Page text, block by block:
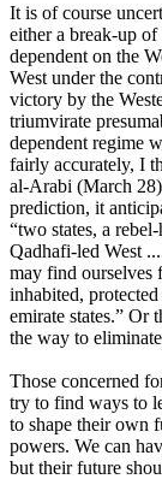
It is of course
either a break-up
dependent on the
West under the
victory by the
triumvirate
dependent regime
fairly accurately, I
al-Arabi (March
prediction, it
“two states, a
Qadhafi-led West
may find ourselves
inhabited,
emirate states.” Or
the way to
Those concerned
try to find ways to
to shape their own
powers. We can
but their future